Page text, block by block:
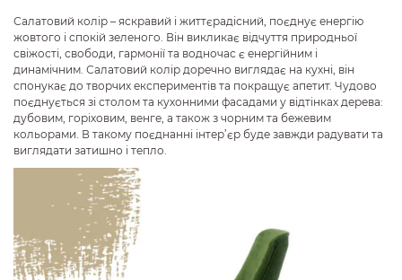
Салатовий колір – яскравий і життєрадісний, поєднує енергію
жовтого і спокій зеленого. Він викликає відчуття природньої
свіжості, свободи, гармонії та водночас є енергійним і
динамічним. Салатовий колір доречно виглядає на кухні, він
спонукає до творчих експериментів та покращує апетит. Чудово
поєднується зі столом та кухонними фасадами у відтінках дерева:
дубовим, горіховим, венге, а також з чорним та бежевим
кольорами. В такому поєднанні інтер’єр буде завжди радувати та
виглядати затишно і тепло.